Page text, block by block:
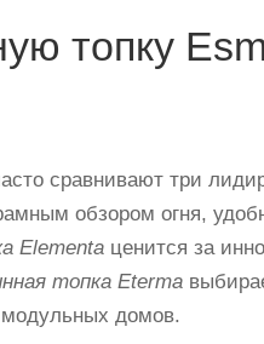
топку
сравнивают три
обзором огня,
Elementa ценится за
топка Eterma
домов.